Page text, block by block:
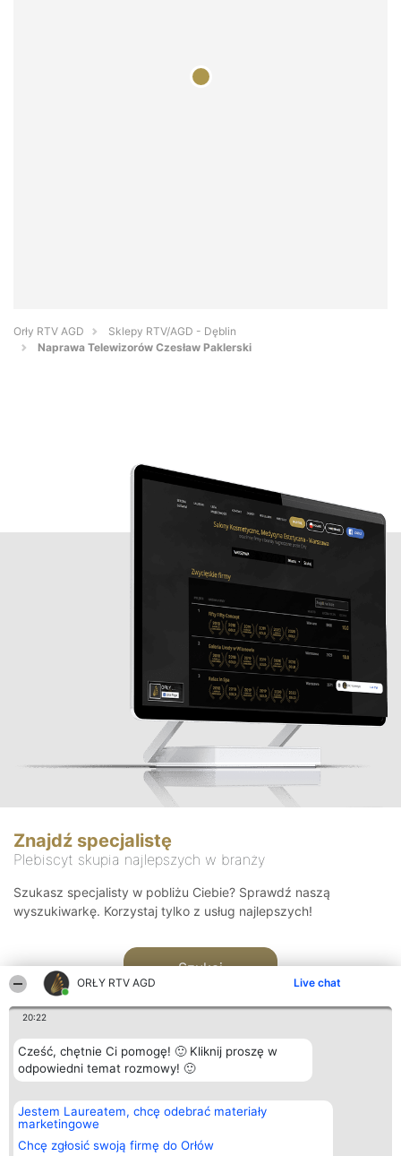
ORŁY RTV AGD Live chat
20:22
Cześć, chętnie Ci pomogę! 🙂 Kliknij proszę w
odpowiedni temat rozmowy! 🙂
Jestem Laureatem, chcę odebrać materiały
marketingowe
Chcę zgłosić swoją firmę do Orłów
Orły RTV AGD
Sklepy RTV/AGD - Dęblin
Naprawa Telewizorów Czesław Paklerski
Znajdź specjalistę
Plebiscyt skupia najlepszych w branży
Szukasz specjalisty w pobliżu Ciebie? Sprawdź naszą
wyszukiwarkę. Korzystaj tylko z usług najlepszych!
Szukaj
Organizator plebiscytu
Bright Side Solutions sp. z o.
o. sp. k.
ul. Ruska 22
Wrocław 50-079
Plebiscyt
Laureaci
wszystkich
Laureatów
Kontakt
Kontakt